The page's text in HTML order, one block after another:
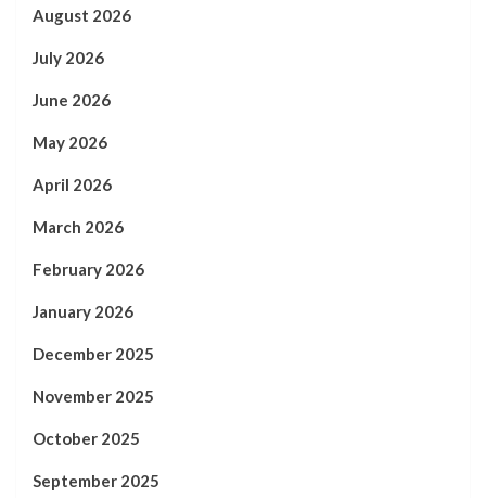
August 2026
July 2026
June 2026
May 2026
April 2026
March 2026
February 2026
January 2026
December 2025
November 2025
October 2025
September 2025